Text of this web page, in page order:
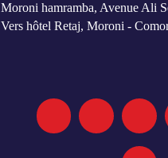
Moroni hamramba, Avenue Ali
Vers hôtel Retaj, Moroni -